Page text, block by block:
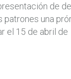
de
patrones una
el 15 de abril de